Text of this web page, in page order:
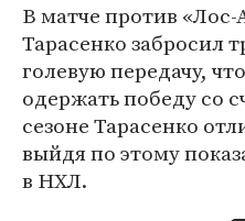
В матче против
Тарасенко забросил
голевую передачу,
одержать победу со
сезоне Тарасенко
выйдя по этому
в НХЛ.